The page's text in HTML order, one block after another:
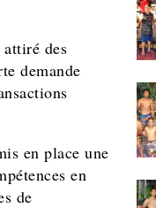
des
demande
en place une
en
de